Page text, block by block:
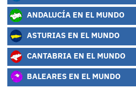
ANDALUCÍA EN EL MUNDO
ASTURIAS EN EL MUNDO
CANTABRIA EN EL MUNDO
BALEARES EN EL MUNDO